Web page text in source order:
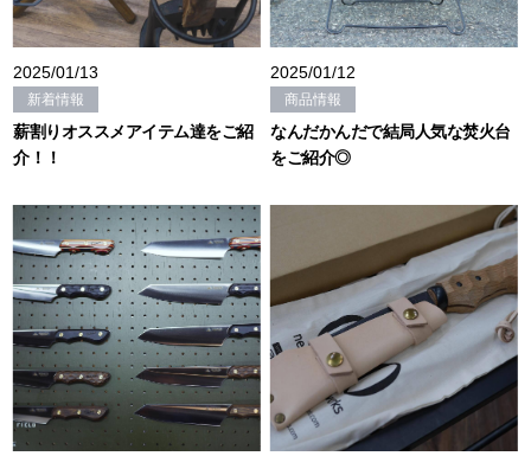
2025/01/13
新着情報
薪割りオススメアイテム達をご紹
介！！
2025/01/12
商品情報
なんだかんだで結局人気な焚火台
をご紹介◎